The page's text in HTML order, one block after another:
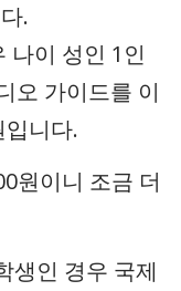
.
나이 성인 1인
오 가이드를 이
니다.
원이니 조금 더
생인 경우 국제